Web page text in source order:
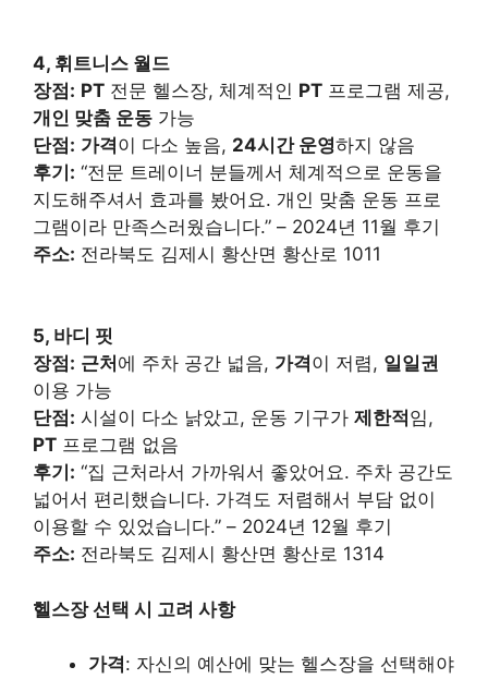
4, 휘트니스 월드
장점: PT 전문 헬스장, 체계적인 PT 프로그램 제공,
개인 맞춤 운동 가능
단점: 가격이 다소 높음, 24시간 운영하지 않음
후기: “전문 트레이너 분들께서 체계적으로 운동을
지도해주셔서 효과를 봤어요. 개인 맞춤 운동 프로
그램이라 만족스러웠습니다.” – 2024년 11월 후기
주소: 전라북도 김제시 황산면 황산로 1011
5, 바디 핏
장점: 근처 에 주차 공간 넓음, 가격이 저렴, 일일권
이용 가능
단점: 시설이 다소 낡았고, 운동 기구가 제한적 임,
PT 프로그램 없음
후기: “집 근처라서 가까워서 좋았어요. 주차 공간도
넓어서 편리했습니다. 가격도 저렴해서 부담 없이
이용할 수 있었습니다.” – 2024년 12월 후기
주소: 전라북도 김제시 황산면 황산로 1314
헬스장 선택 시 고려 사항
가격: 자신의 예산에 맞는 헬스장을 선택해야